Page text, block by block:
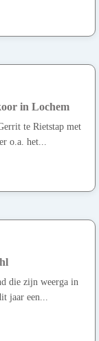
in Lochem
te Rietstap met
o.a. het...
die zijn weerga in
jaar een...